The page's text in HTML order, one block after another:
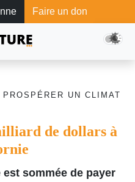
Faire un don
UN CLIMAT
de dollars à
sommée de payer